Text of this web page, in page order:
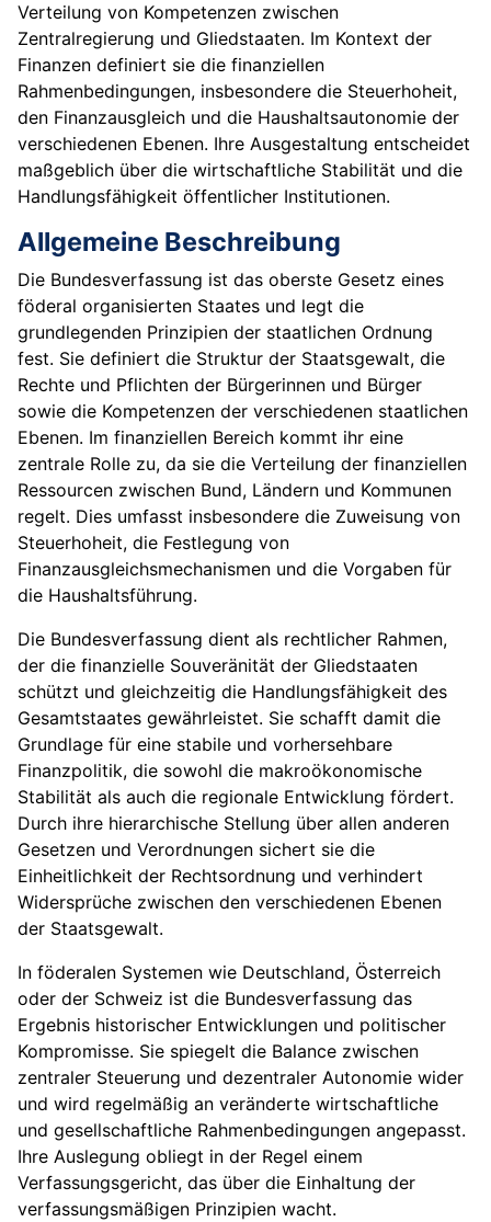
Verteilung von Kompetenzen zwischen
Zentralregierung und Gliedstaaten. Im Kontext der
Finanzen definiert sie die finanziellen
Rahmenbedingungen, insbesondere die Steuerhoheit,
den Finanzausgleich und die Haushaltsautonomie der
verschiedenen Ebenen. Ihre Ausgestaltung entscheidet
maßgeblich über die wirtschaftliche Stabilität und die
Handlungsfähigkeit öffentlicher Institutionen.
Allgemeine Beschreibung
Die Bundesverfassung ist das oberste Gesetz eines
föderal organisierten Staates und legt die
grundlegenden Prinzipien der staatlichen Ordnung
fest. Sie definiert die Struktur der Staatsgewalt, die
Rechte und Pflichten der Bürgerinnen und Bürger
sowie die Kompetenzen der verschiedenen staatlichen
Ebenen. Im finanziellen Bereich kommt ihr eine
zentrale Rolle zu, da sie die Verteilung der finanziellen
Ressourcen zwischen Bund, Ländern und Kommunen
regelt. Dies umfasst insbesondere die Zuweisung von
Steuerhoheit, die Festlegung von
Finanzausgleichsmechanismen und die Vorgaben für
die Haushaltsführung.
Die Bundesverfassung dient als rechtlicher Rahmen,
der die finanzielle Souveränität der Gliedstaaten
schützt und gleichzeitig die Handlungsfähigkeit des
Gesamtstaates gewährleistet. Sie schafft damit die
Grundlage für eine stabile und vorhersehbare
Finanzpolitik, die sowohl die makroökonomische
Stabilität als auch die regionale Entwicklung fördert.
Durch ihre hierarchische Stellung über allen anderen
Gesetzen und Verordnungen sichert sie die
Einheitlichkeit der Rechtsordnung und verhindert
Widersprüche zwischen den verschiedenen Ebenen
der Staatsgewalt.
In föderalen Systemen wie Deutschland, Österreich
oder der Schweiz ist die Bundesverfassung das
Ergebnis historischer Entwicklungen und politischer
Kompromisse. Sie spiegelt die Balance zwischen
zentraler Steuerung und dezentraler Autonomie wider
und wird regelmäßig an veränderte wirtschaftliche
und gesellschaftliche Rahmenbedingungen angepasst.
Ihre Auslegung obliegt in der Regel einem
Verfassungsgericht, das über die Einhaltung der
verfassungsmäßigen Prinzipien wacht.